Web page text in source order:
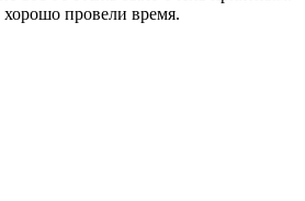
провели время.